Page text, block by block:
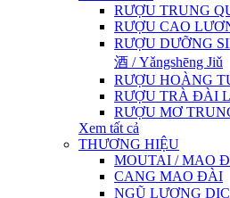
RƯỢU TRUNG
RƯỢU CAO
RƯỢU DƯỠNG
酒 / Yǎngshēng Jiǔ
RƯỢU HOÀNG
RƯỢU TRÀ ĐÀI
RƯỢU MƠ
Xem tất cả
THƯƠNG HIỆU
MOUTAI / MAO
CANG MAO ĐÀI
NGŨ LƯƠNG